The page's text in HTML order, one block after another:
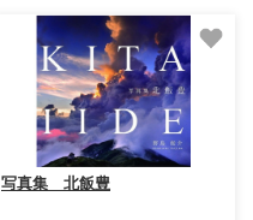
写真集 北飯豊